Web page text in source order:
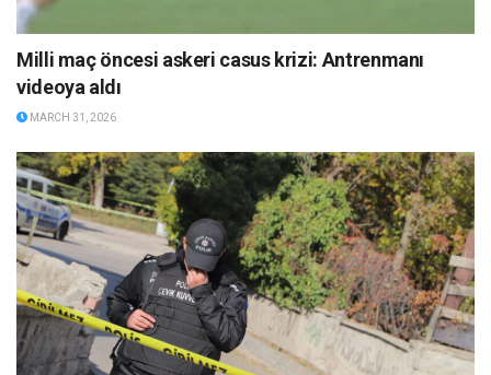
Milli maç öncesi askeri casus krizi: Antrenmanı
videoya aldı
MARCH 31, 2026